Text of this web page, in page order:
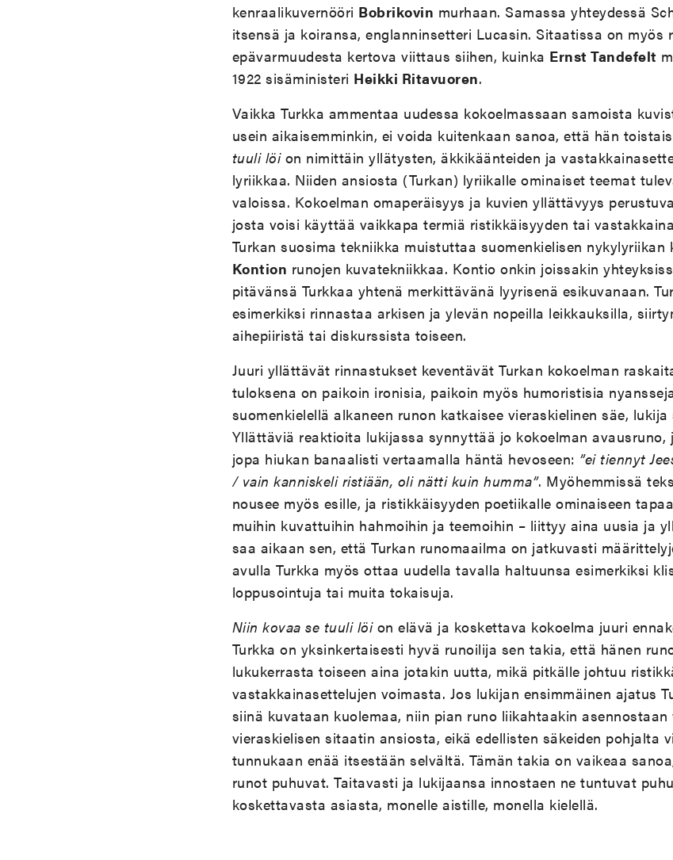
kenraalikuvernööri Bobrikovin murhaan. Samassa yhteydessä
itsensä ja koiransa, englanninsetteri Lucasin. Sitaatissa on myös
epävarmuudesta kertova viittaus siihen, kuinka Ernst Tandefelt
1922 sisäministeri Heikki Ritavuoren.
Vaikka Turkka ammentaa uudessa kokoelmassaan samoista
usein aikaisemminkin, ei voida kuitenkaan sanoa, että hän
tuuli löion nimittäin yllätysten, äkkikäänteiden ja
lyriikkaa. Niiden ansiosta (Turkan) lyriikalle ominaiset teemat
valoissa. Kokoelman omaperäisyys ja kuvien yllättävyys
josta voisi käyttää vaikkapa termiä ristikkäisyyden tai
Turkan suosima tekniikka muistuttaa suomenkielisen nykylyriikan
Kontion runojen kuvatekniikkaa. Kontio onkin joissakin
pitävänsä Turkkaa yhtenä merkittävänä lyyrisenä esikuvanaan.
esimerkiksi rinnastaa arkisen ja ylevän nopeilla leikkauksilla,
aihepiiristä tai diskurssista toiseen.
Juuri yllättävät rinnastukset keventävät Turkan kokoelman
tuloksena on paikoin ironisia, paikoin myös humoristisia
suomenkielellä alkaneen runon katkaisee vieraskielinen säe,
Yllättäviä reaktioita lukijassa synnyttää jo kokoelman avausruno,
jopa hiukan banaalisti vertaamalla häntä hevoseen: ”ei tiennyt
/ vain kanniskeli ristiään, oli nätti kuin humma”. Myöhemmissä
nousee myös esille, ja ristikkäisyyden poetiikalle ominaiseen
muihin kuvattuihin hahmoihin ja teemoihin – liittyy aina uusia ja
saa aikaan sen, että Turkan runomaailma on jatkuvasti
avulla Turkka myös ottaa uudella tavalla haltuunsa esimerkiksi
loppusointuja tai muita tokaisuja.
Niin kovaa se tuuli löion elävä ja koskettava kokoelma juuri
Turkka on yksinkertaisesti hyvä runoilija sen takia, että hänen
lukukerrasta toiseen aina jotakin uutta, mikä pitkälle johtuu
vastakkainasettelujen voimasta. Jos lukijan ensimmäinen ajatus
siinä kuvataan kuolemaa, niin pian runo liikahtaakin asennostaan
vieraskielisen sitaatin ansiosta, eikä edellisten säkeiden pohjalta
tunnukaan enää itsestään selvältä. Tämän takia on vaikeaa
runot puhuvat. Taitavasti ja lukijaansa innostaen ne tuntuvat
koskettavasta asiasta, monelle aistille, monella kielellä.